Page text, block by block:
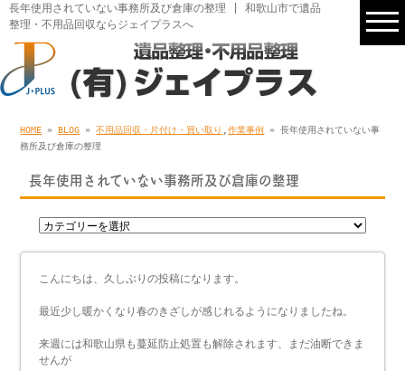
長年使用されていない事務所及び倉庫の整理 | 和歌山市で遺品
整理・不用品回収ならジェイプラスへ
HOME »BLOG »不用品回収・片付け・買い取り ,作業事例
» 長年使用されていない事
務所及び倉庫の整理
長年使用されていない事務所及び倉庫の整理
こんにちは、久しぶりの投稿になります。
最近少し暖かくなり春のきざしが感じれるようになりましたね。
来週には和歌山県も蔓延防止処置も解除されます、まだ油断できま
せんが